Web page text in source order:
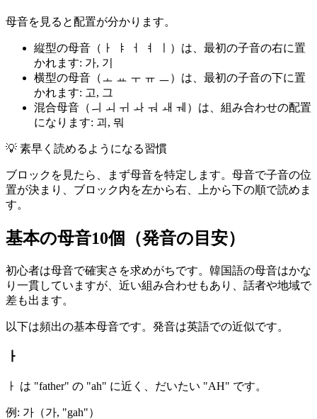
母音を見ると配置が分かります。
縦型の母音（ㅏ ㅑ ㅓ ㅕ ㅣ）は、最初の子音の右に置
かれます: 가, 기
横型の母音（ㅗ ㅛ ㅜ ㅠ ㅡ）は、最初の子音の下に置
かれます: 고, 그
混合母音（ㅢ ㅚ ㅟ ㅘ ㅝ ㅙ ㅞ）は、組み合わせの配置
になります: 괴, 뭐
💡 素早く読めるようになる習慣
ブロックを見たら、まず母音を特定します。母音で子音の位
置が決まり、ブロック内を左から右、上から下の順で読めま
す。
基本の母音10個（発音の目安）
初心者は母音で確実さを求めがちです。韓国語の母音はかな
り一貫していますが、近い組み合わせもあり、話者や地域で
差も出ます。
以下は頻出の基本母音です。発音は英語での近似です。
ㅏ
ㅏ は "father" の "ah" に近く、だいたい "AH" です。
例: 가（가, "gah"）